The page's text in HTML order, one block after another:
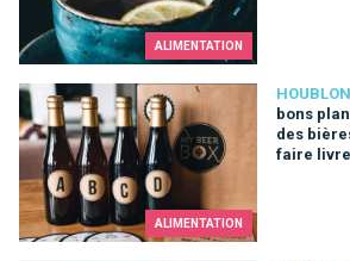
ALIMENTATION
ALIMENTATION
bons
des
faire
Nos 11 bons plans pour commander